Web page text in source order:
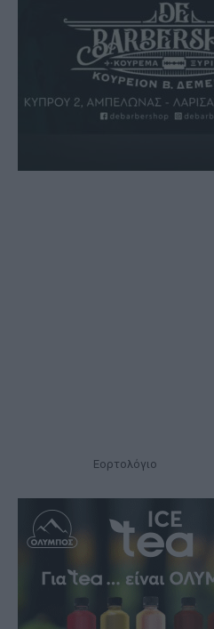
Εορτολόγιο